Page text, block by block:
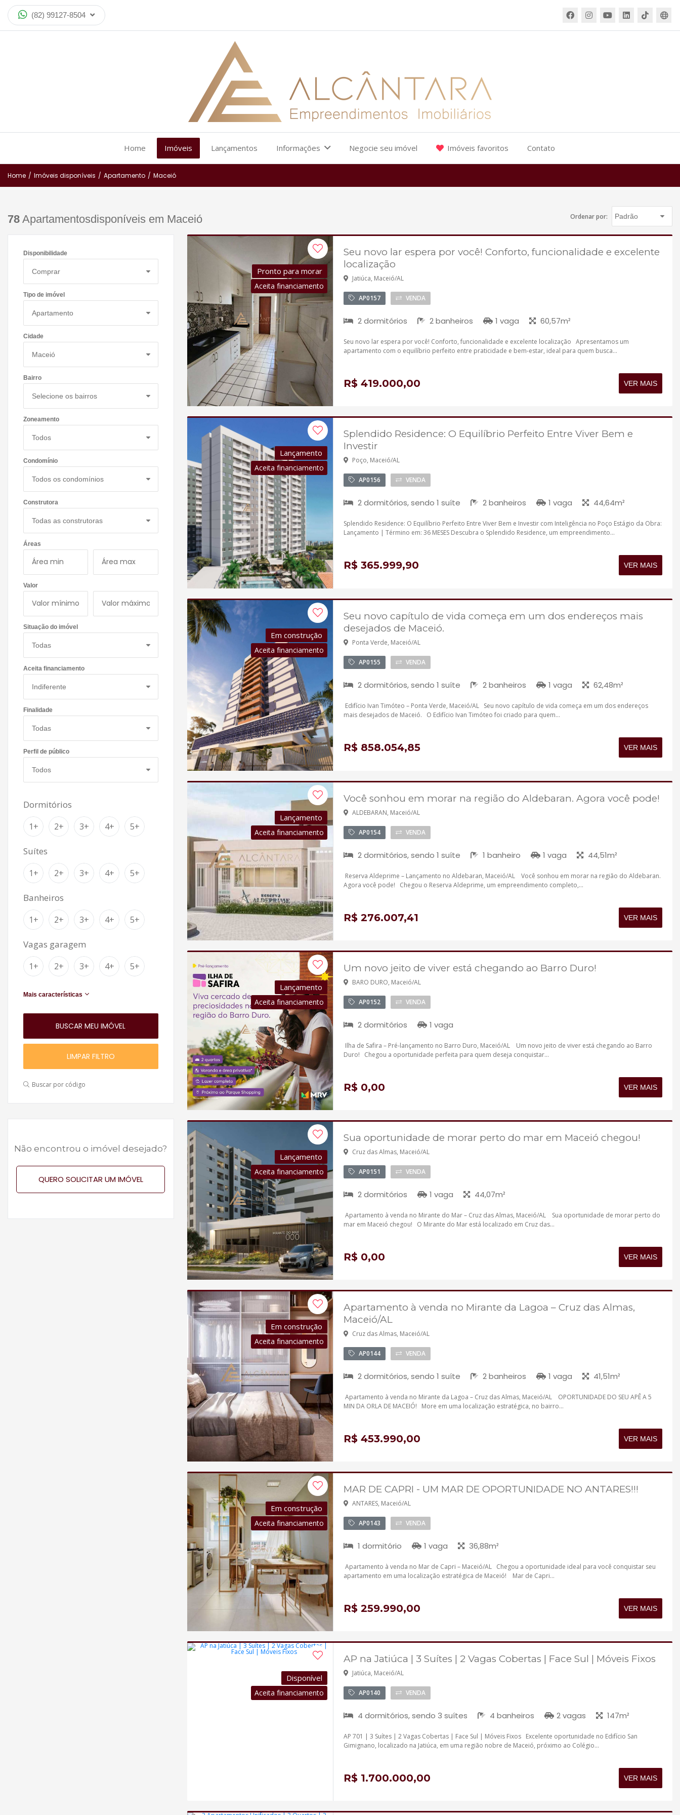
(82) 99127-8504
Home Imóveis Lançamentos Informações Negocie seu imóvel Imóveis favoritos Contato
Home / Imóveis disponíveis / Apartamento / Maceió
78 Apartamentosdisponíveis em Maceió Ordenar por:
Disponibilidade
Tipo de imóvel
Cidade
Bairro
Zoneamento
Condomínio
Construtora
Áreas
Valor
Situação do imóvel
Aceita financiamento
Finalidade
Perfil de público
Dormitórios
1+ 2+ 3+ 4+ 5+
Suítes
1+ 2+ 3+ 4+ 5+
Banheiros
1+ 2+ 3+ 4+ 5+
Vagas garagem
1+ 2+ 3+ 4+ 5+
Mais características
LIMPAR FILTRO
Buscar por código
Não encontrou o imóvel desejado?
QUERO SOLICITAR UM IMÓVEL
Pronto para morar
Aceita financiamento
Seu novo lar espera por você! Conforto, funcionalidade e excelente
localização
Jatiúca, Maceió/AL
AP0157 VENDA
2 dormitórios 2 banheiros 1 vaga 60,57m²
Seu novo lar espera por você! Conforto, funcionalidade e excelente localização Apresentamos um
apartamento com o equilíbrio perfeito entre praticidade e bem-estar, ideal para quem busca...
R$ 419.000,00 VER MAIS
Lançamento
Aceita financiamento
Splendido Residence: O Equilíbrio Perfeito Entre Viver Bem e
Investir
Poço, Maceió/AL
AP0156 VENDA
2 dormitórios, sendo 1 suíte 2 banheiros 1 vaga 44,64m²
Splendido Residence: O Equilíbrio Perfeito Entre Viver Bem e Investir com Inteligência no Poço Estágio da Obra:
Lançamento | Término em: 36 MESES Descubra o Splendido Residence, um empreendimento...
R$ 365.999,90 VER MAIS
Em construção
Aceita financiamento
Seu novo capítulo de vida começa em um dos endereços mais
desejados de Maceió.
Ponta Verde, Maceió/AL
AP0155 VENDA
2 dormitórios, sendo 1 suíte 2 banheiros 1 vaga 62,48m²
Edifício Ivan Timóteo – Ponta Verde, Maceió/AL Seu novo capítulo de vida começa em um dos endereços
mais desejados de Maceió. O Edifício Ivan Timóteo foi criado para quem...
R$ 858.054,85 VER MAIS
Lançamento
Aceita financiamento
Você sonhou em morar na região do Aldebaran. Agora você pode!
ALDEBARAN, Maceió/AL
AP0154 VENDA
2 dormitórios, sendo 1 suíte 1 banheiro 1 vaga 44,51m²
Reserva Aldeprime – Lançamento no Aldebaran, Maceió/AL Você sonhou em morar na região do Aldebaran.
Agora você pode! Chegou o Reserva Aldeprime, um empreendimento completo,...
R$ 276.007,41 VER MAIS
Lançamento
Aceita financiamento
Um novo jeito de viver está chegando ao Barro Duro!
BARO DURO, Maceió/AL
AP0152 VENDA
2 dormitórios 1 vaga
Ilha de Safira – Pré-lançamento no Barro Duro, Maceió/AL Um novo jeito de viver está chegando ao Barro
Duro! Chegou a oportunidade perfeita para quem deseja conquistar...
R$ 0,00 VER MAIS
Lançamento
Aceita financiamento
Sua oportunidade de morar perto do mar em Maceió chegou!
Cruz das Almas, Maceió/AL
AP0151 VENDA
2 dormitórios 1 vaga 44,07m²
Apartamento à venda no Mirante do Mar – Cruz das Almas, Maceió/AL Sua oportunidade de morar perto do
mar em Maceió chegou! O Mirante do Mar está localizado em Cruz das...
R$ 0,00 VER MAIS
Em construção
Aceita financiamento
Apartamento à venda no Mirante da Lagoa – Cruz das Almas,
Maceió/AL
Cruz das Almas, Maceió/AL
AP0144 VENDA
2 dormitórios, sendo 1 suíte 2 banheiros 1 vaga 41,51m²
Apartamento à venda no Mirante da Lagoa – Cruz das Almas, Maceió/AL OPORTUNIDADE DO SEU APÊ A 5
MIN DA ORLA DE MACEIÓ! More em uma localização estratégica, no bairro...
R$ 453.990,00 VER MAIS
Em construção
Aceita financiamento
MAR DE CAPRI - UM MAR DE OPORTUNIDADE NO ANTARES!!!
ANTARES, Maceió/AL
AP0143 VENDA
1 dormitório 1 vaga 36,88m²
Apartamento à venda no Mar de Capri – Maceió/AL Chegou a oportunidade ideal para você conquistar seu
apartamento em uma localização estratégica de Maceió! Mar de Capri...
R$ 259.990,00 VER MAIS
Disponível
Aceita financiamento
AP na Jatiúca | 3 Suítes | 2 Vagas Cobertas | Face Sul | Móveis Fixos
Jatiúca, Maceió/AL
AP0140 VENDA
4 dormitórios, sendo 3 suítes 4 banheiros 2 vagas 147m²
AP 701 | 3 Suítes | 2 Vagas Cobertas | Face Sul | Móveis Fixos Excelente oportunidade no Edifício San
Gimignano, localizado na Jatiúca, em uma região nobre de Maceió, próximo ao Colégio...
R$ 1.700.000,00 VER MAIS